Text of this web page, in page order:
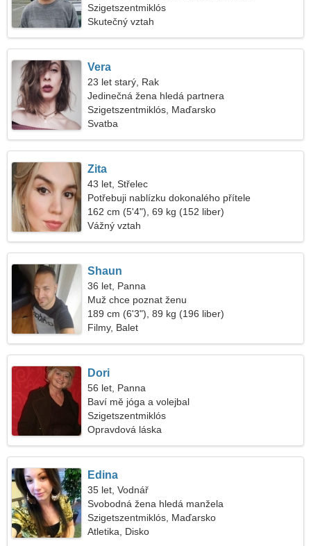
Szigetszentmiklós
Skutečný vztah
Vera
23 let starý, Rak
Jedinečná žena hledá partnera
Szigetszentmiklós, Maďarsko
Svatba
Zita
43 let, Střelec
Potřebuji nablízku dokonalého přítele
162 cm (5'4"), 69 kg (152 liber)
Vážný vztah
Shaun
36 let, Panna
Muž chce poznat ženu
189 cm (6'3"), 89 kg (196 liber)
Filmy, Balet
Dori
56 let, Panna
Baví mě jóga a volejbal
Szigetszentmiklós
Opravdová láska
Edina
35 let, Vodnář
Svobodná žena hledá manžela
Szigetszentmiklós, Maďarsko
Atletika, Disko